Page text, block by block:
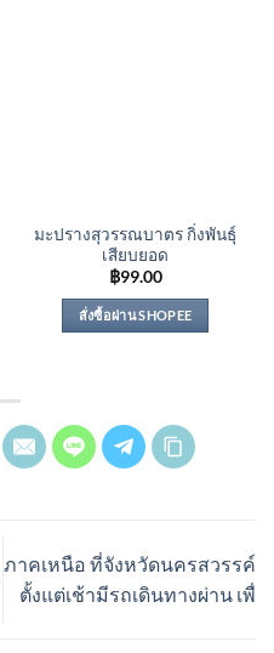
มะปรางสุวรรณบาตร กิ่งพันธุ์
เสียบยอด
฿99.00
สั่งซื้อผ่าน SHOPEE
ภาคเหนือ ที่จังหวัดนครสวรรค์
ตั้งแต่เช้ามีรถเดินทางผ่าน เพื่